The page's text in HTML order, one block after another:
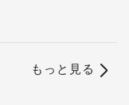
もっと見る